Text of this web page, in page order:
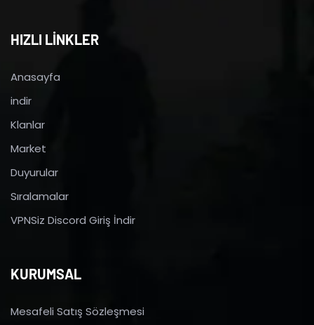
HIZLI LİNKLER
Anasayfa
indir
Klanlar
Market
Duyurular
Sıralamalar
VPNSiz Discord Giriş İndir
KURUMSAL
Mesafeli Satış Sözleşmesi